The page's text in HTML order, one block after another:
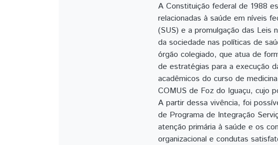
A Constituição federal de 1988
relacionadas à saúde em níveis
(SUS) e a promulgação das Leis
da sociedade nas políticas de
órgão colegiado, que atua de
de estratégias para a execução
acadêmicos do curso de
COMUS de Foz do Iguaçu, cujo
A partir dessa vivência, foi
de Programa de Integração
atenção primária à saúde e os
organizacional e condutas